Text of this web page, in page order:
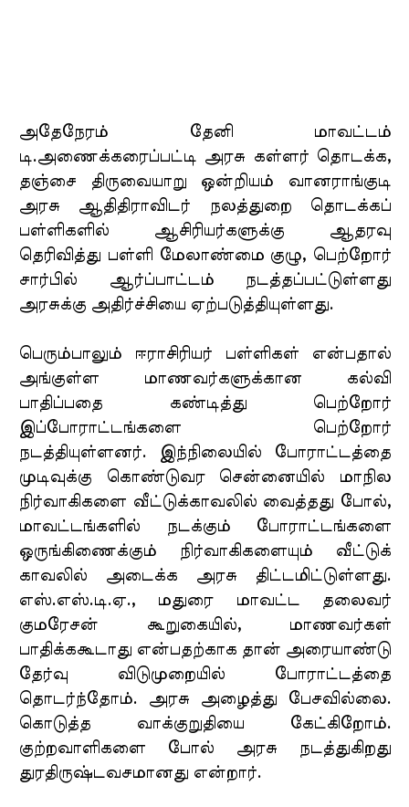
அதேநேரம் தேனி மாவட்டம்
டி.அணைக்கரைப்பட்டி அரசு கள்ளர் தொடக்க,
தஞ்சை திருவையாறு ஒன்றியம் வானராங்குடி
அரசு ஆதிதிராவிடர் நலத்துறை தொடக்கப்
பள்ளிகளில் ஆசிரியர்களுக்கு ஆதரவு
தெரிவித்து பள்ளி மேலாண்மை குழு, பெற்றோர்
சார்பில் ஆர்ப்பாட்டம் நடத்தப்பட்டுள்ளது
அரசுக்கு அதிர்ச்சியை ஏற்படுத்தியுள்ளது.
பெரும்பாலும் ஈராசிரியர் பள்ளிகள் என்பதால்
அங்குள்ள மாணவர்களுக்கான கல்வி
பாதிப்பதை கண்டித்து பெற்றோர்
இப்போராட்டங்களை பெற்றோர்
நடத்தியுள்ளனர். இந்நிலையில் போராட்டத்தை
முடிவுக்கு கொண்டுவர சென்னையில் மாநில
நிர்வாகிகளை வீட்டுக்காவலில் வைத்தது போல்,
மாவட்டங்களில் நடக்கும் போராட்டங்களை
ஒருங்கிணைக்கும் நிர்வாகிகளையும் வீட்டுக்
காவலில் அடைக்க அரசு திட்டமிட்டுள்ளது.
எஸ்.எஸ்.டி.ஏ., மதுரை மாவட்ட தலைவர்
குமரேசன் கூறுகையில், மாணவர்கள்
பாதிக்ககூடாது என்பதற்காக தான் அரையாண்டு
தேர்வு விடுமுறையில் போராட்டத்தை
தொடர்ந்தோம். அரசு அழைத்து பேசவில்லை.
கொடுத்த வாக்குறுதியை கேட்கிறோம்.
குற்றவாளிகளை போல் அரசு நடத்துகிறது
துரதிருஷ்டவசமானது என்றார்.